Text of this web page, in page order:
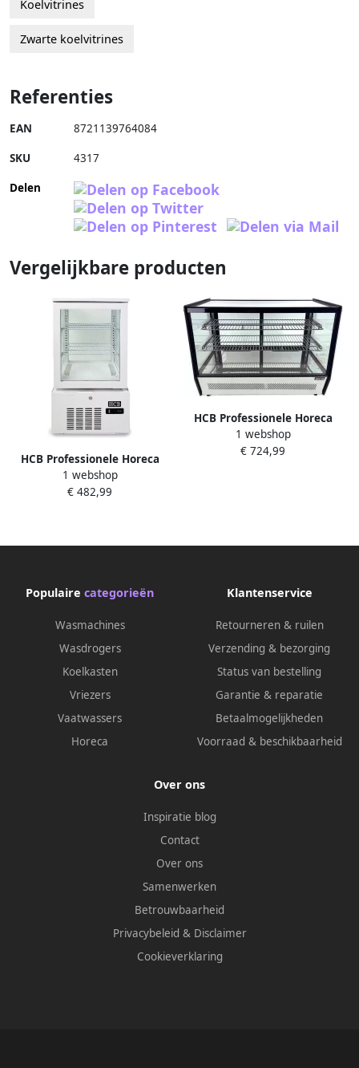
Koelvitrines
Zwarte koelvitrines
Referenties
EAN 8721139764084
SKU 4317
Delen
Vergelijkbare producten
HCB Professionele Horeca
Gebaksvitrine 56 liter wit
230V Koelvitrine
1 webshop
€ 482,99
HCB Professionele Horeca
Luxe koelvitrine 160 liter
230V RVS INOX
1 webshop
€ 724,99
Populaire categorieën
Wasmachines
Wasdrogers
Koelkasten
Vriezers
Vaatwassers
Horeca
Klantenservice
Retourneren & ruilen
Verzending & bezorging
Status van bestelling
Garantie & reparatie
Betaalmogelijkheden
Voorraad & beschikbaarheid
Over ons
Inspiratie blog
Contact
Over ons
Samenwerken
Betrouwbaarheid
Privacybeleid & Disclaimer
Cookieverklaring